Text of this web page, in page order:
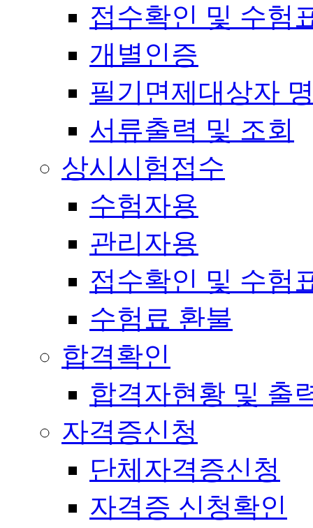
접수확인 및 수험
개별인증
필기면제대상자
서류출력 및 조회
상시시험접수
수험자용
관리자용
접수확인 및 수험
수험료 환불
합격확인
합격자현황 및 출
자격증신청
단체자격증신청
자격증 신청확인